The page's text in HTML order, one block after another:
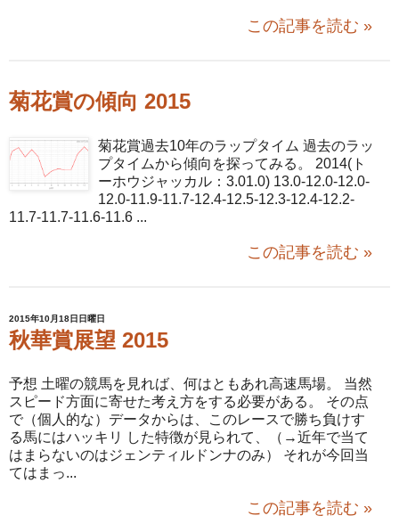
この記事を読む »
菊花賞の傾向 2015
菊花賞過去10年のラップタイム 過去のラッ
プタイムから傾向を探ってみる。 2014(ト
ーホウジャッカル：3.01.0) 13.0-12.0-12.0-
12.0-11.9-11.7-12.4-12.5-12.3-12.4-12.2-
11.7-11.7-11.6-11.6 ...
この記事を読む »
2015年10月18日日曜日
秋華賞展望 2015
予想 土曜の競馬を見れば、何はともあれ高速馬場。 当然
スピード方面に寄せた考え方をする必要がある。 その点
で（個人的な）データからは、このレースで勝ち負けす
る馬にはハッキリ した特徴が見られて、（→近年で当て
はまらないのはジェンティルドンナのみ） それが今回当
てはまっ...
この記事を読む »